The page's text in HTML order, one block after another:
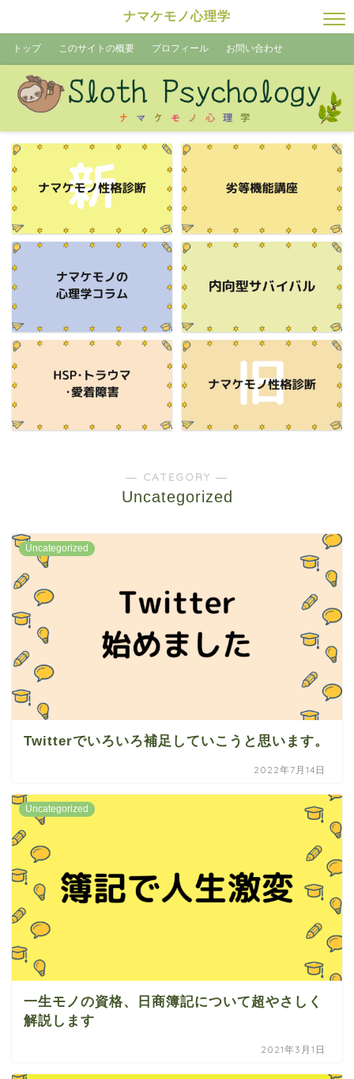
ナマケモノ心理学
トップ このサイトの概要 プロフィール お問い合わせ
― CATEGORY ―
Uncategorized
Uncategorized
Twitterでいろいろ補足していこうと思います。
2022年7月14日
Uncategorized
一生モノの資格、日商簿記について超やさしく
解説します
2021年3月1日